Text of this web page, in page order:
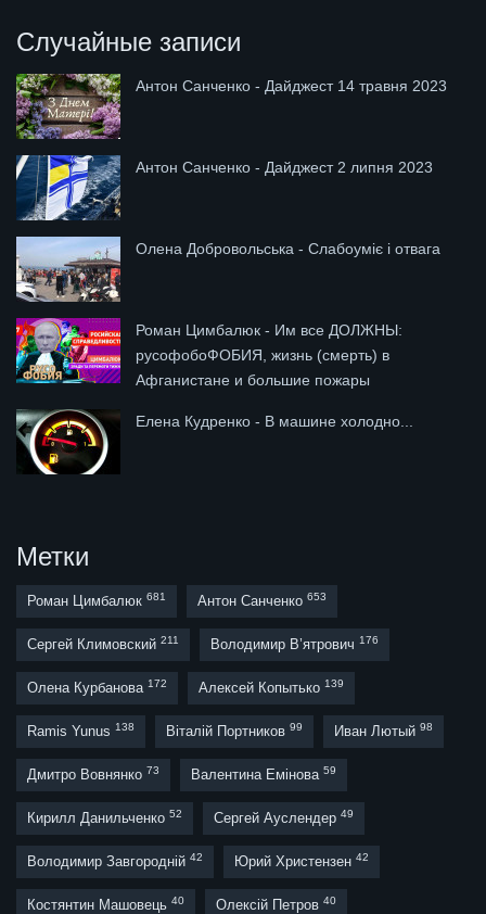
Случайные записи
Антон Санченко - Дайджест 14 травня 2023
Антон Санченко - Дайджест 2 липня 2023
Олена Добровольська - Слабоуміє і отвага
Роман Цимбалюк - Им все ДОЛЖНЫ:
русофобоФОБИЯ, жизнь (смерть) в
Афганистане и большие пожары
Елена Кудренко - В машине холодно...
Метки
Роман Цимбалюк 681 Антон Санченко 653
Сергей Климовский 211 Володимир В’ятрович 176
Олена Курбанова 172 Алексей Копытько 139
Ramis Yunus 138 Віталій Портников 99 Иван Лютый 98
Дмитро Вовнянко 73 Валентина Емінова 59
Кирилл Данильченко 52 Сергей Ауслендер 49
Володимир Завгородній 42 Юрий Христензен 42
Костянтин Машовець 40 Олексій Петров 40